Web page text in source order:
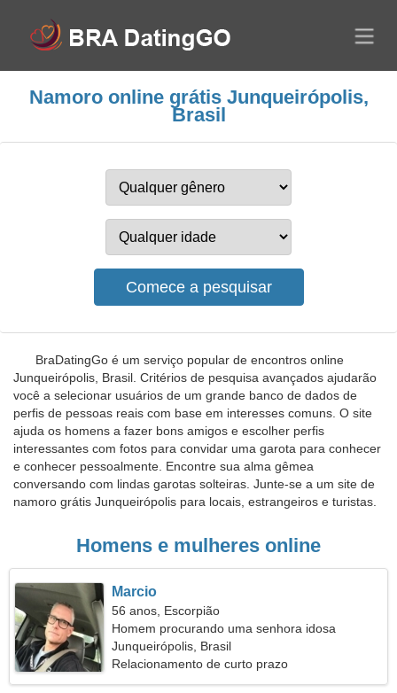
Namoro online grátis Junqueirópolis,
Brasil
BraDatingGo é um serviço popular de encontros online
Junqueirópolis, Brasil. Critérios de pesquisa avançados ajudarão
você a selecionar usuários de um grande banco de dados de
perfis de pessoas reais com base em interesses comuns. O site
ajuda os homens a fazer bons amigos e escolher perfis
interessantes com fotos para convidar uma garota para conhecer
e conhecer pessoalmente. Encontre sua alma gêmea
conversando com lindas garotas solteiras. Junte-se a um site de
namoro grátis Junqueirópolis para locais, estrangeiros e turistas.
Homens e mulheres online
Marcio
56 anos, Escorpião
Homem procurando uma senhora idosa
Junqueirópolis, Brasil
Relacionamento de curto prazo